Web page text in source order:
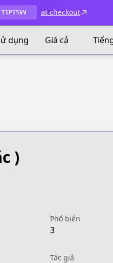
T1P15VV at checkout
dụng Giá cả
)
Phổ biến
3
Tác giả